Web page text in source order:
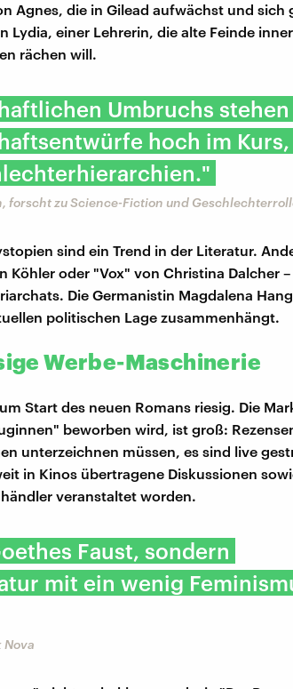
Agnes, die in Gilead aufwächst und sich
Lydia, einer Lehrerin, die alte Feinde
rächen will.
Umbruchs stehen
hoch im
forscht zu Science-Fiction und
sind ein Trend in der Literatur.
Köhler oder "Vox" von Christina Dalcher
Die Germanistin Magdalena
politischen Lage zusammenhängt.
Werbe-Maschinerie
Start des neuen Romans riesig. Die
beworben wird, ist groß:
unterzeichnen müssen, es sind live
in Kinos übertragene Diskussionen
veranstaltet worden.
Faust, sondern
mit ein wenig
Nova